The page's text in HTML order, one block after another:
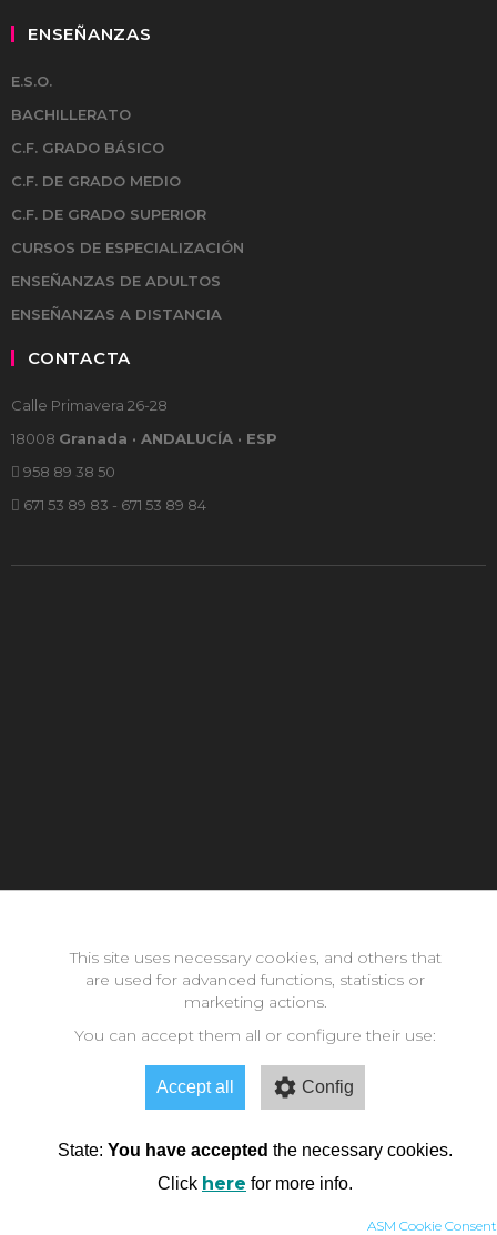
This site uses necessary cookies, and others that
are used for advanced functions, statistics or
marketing actions.
You can accept them all or configure their use:
Accept all Config
State: You have accepted the necessary cookies.
Click here for more info.
ASM Cookie Consent
ENSEÑANZAS
E.S.O.
BACHILLERATO
C.F. GRADO BÁSICO
C.F. DE GRADO MEDIO
C.F. DE GRADO SUPERIOR
CURSOS DE ESPECIALIZACIÓN
ENSEÑANZAS DE ADULTOS
ENSEÑANZAS A DISTANCIA
CONTACTA
Calle Primavera 26-28
18008 Granada · ANDALUCÍA · ESP
958 89 38 50
671 53 89 83 - 671 53 89 84
Copyright © 2026 neomode - IES Zaidín Vergeles - Granada -